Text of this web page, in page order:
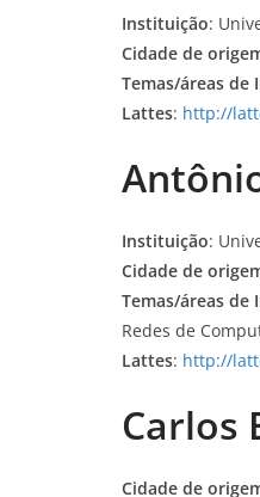
Instituição:
Cidade de
Temas/áreas de
Lattes: http://
Instituição:
Cidade de
Temas/áreas de
Redes de
Lattes: http://
Carlos
Cidade de